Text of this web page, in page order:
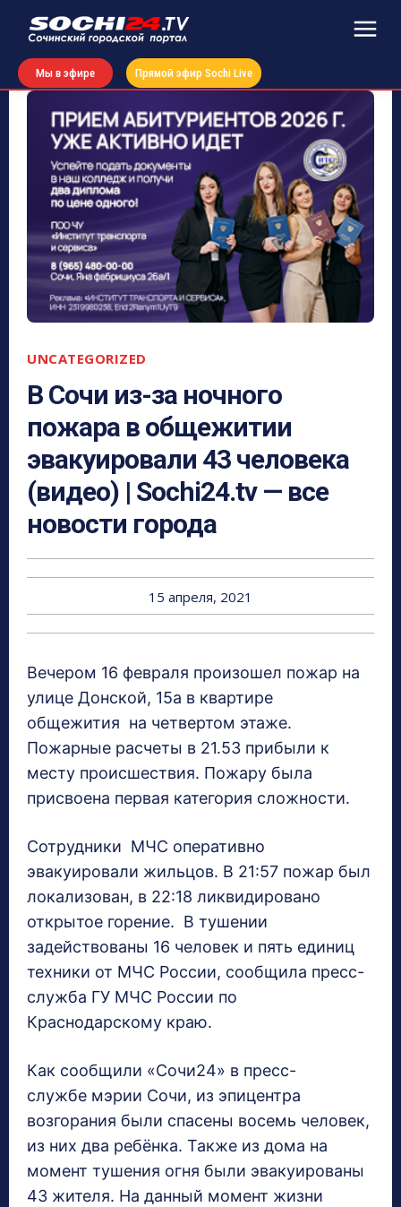
Мы в эфире Прямой эфир Sochi Live
UNCATEGORIZED
В Сочи из-за ночного
пожара в общежитии
эвакуировали 43 человека
(видео) | Sochi24.tv — все
новости города
15 апреля, 2021
Вечером 16 февраля произошел пожар на
улице Донской, 15а в квартире
общежития на четвертом этаже.
Пожарные расчеты в 21.53 прибыли к
месту происшествия. Пожару была
присвоена первая категория сложности.
Сотрудники МЧС оперативно
эвакуировали жильцов. В 21:57 пожар был
локализован, в 22:18 ликвидировано
открытое горение. В тушении
задействованы 16 человек и пять единиц
техники от МЧС России, сообщила пресс-
служба ГУ МЧС России по
Краснодарскому краю.
Как сообщили «Сочи24» в пресс-
службе мэрии Сочи, из эпицентра
возгорания были спасены восемь человек,
из них два ребёнка. Также из дома на
момент тушения огня были эвакуированы
43 жителя. На данный момент жизни